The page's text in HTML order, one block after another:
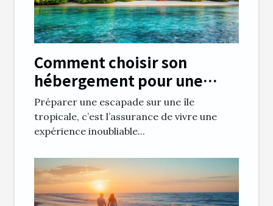
Comment choisir son
hébergement pour une
escapade parfaite en île
tropicale ?
Préparer une escapade sur une île
tropicale, c’est l’assurance de vivre une
expérience inoubliable...